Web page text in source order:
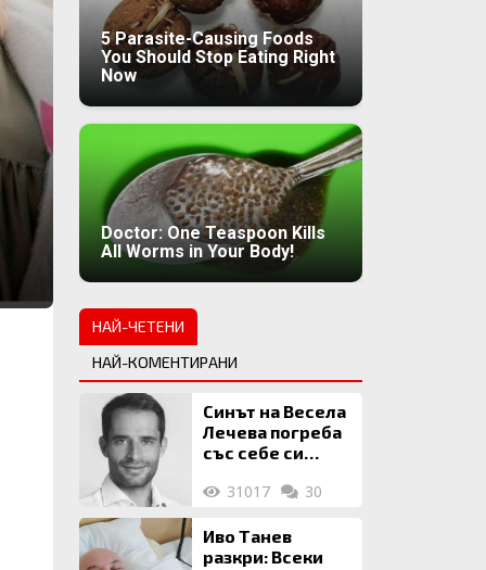
5 Parasite-Causing Foods
You Should Stop Eating Right
Now
Doctor: One Teaspoon Kills
All Worms in Your Body!
НАЙ-ЧЕТЕНИ
НАЙ-КОМЕНТИРАНИ
Синът на Весела
Лечева погреба
със себе си
млн. евро
31017 30
Иво Танев
разкри: Всеки